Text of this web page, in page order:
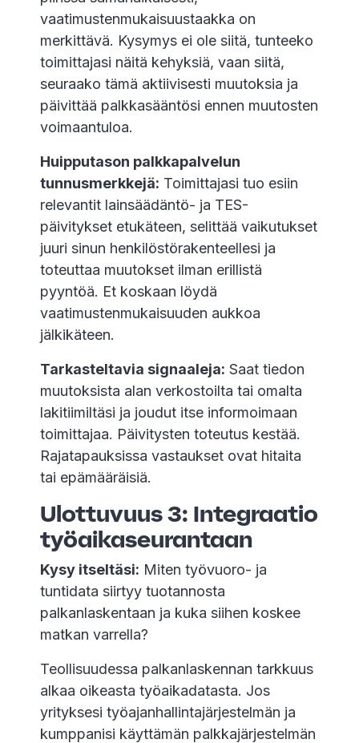
vaatimustenmukaisuustaakka on
merkittävä. Kysymys ei ole siitä, tunteeko
toimittajasi näitä kehyksiä, vaan siitä,
seuraako tämä aktiivisesti muutoksia ja
päivittää palkkasääntösi ennen muutosten
voimaantuloa.
Huipputason palkkapalvelun
tunnusmerkkejä: Toimittajasi tuo esiin
relevantit lainsäädäntö- ja TES-
päivitykset etukäteen, selittää vaikutukset
juuri sinun henkilöstörakenteellesi ja
toteuttaa muutokset ilman erillistä
pyyntöä. Et koskaan löydä
vaatimustenmukaisuuden aukkoa
jälkikäteen.
Tarkasteltavia signaaleja: Saat tiedon
muutoksista alan verkostoilta tai omalta
lakitiimiltäsi ja joudut itse informoimaan
toimittajaa. Päivitysten toteutus kestää.
Rajatapauksissa vastaukset ovat hitaita
tai epämääräisiä.
Ulottuvuus 3: Integraatio
työaikaseurantaan
Kysy itseltäsi: Miten työvuoro- ja
tuntidata siirtyy tuotannosta
palkanlaskentaan ja kuka siihen koskee
matkan varrella?
Teollisuudessa palkanlaskennan tarkkuus
alkaa oikeasta työaikadatasta. Jos
yrityksesi työajanhallintajärjestelmän ja
kumppanisi käyttämän palkkajärjestelmän